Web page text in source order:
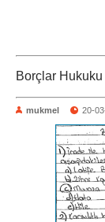
Borçlar
mukmel 20-